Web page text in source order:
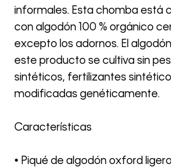
informales. Esta chomba está
con algodón 100 % orgánico
excepto los adornos. El
este producto se cultiva sin
sintéticos, fertilizantes
modificadas genéticamente.
Características
• Piqué de algodón oxford ligero